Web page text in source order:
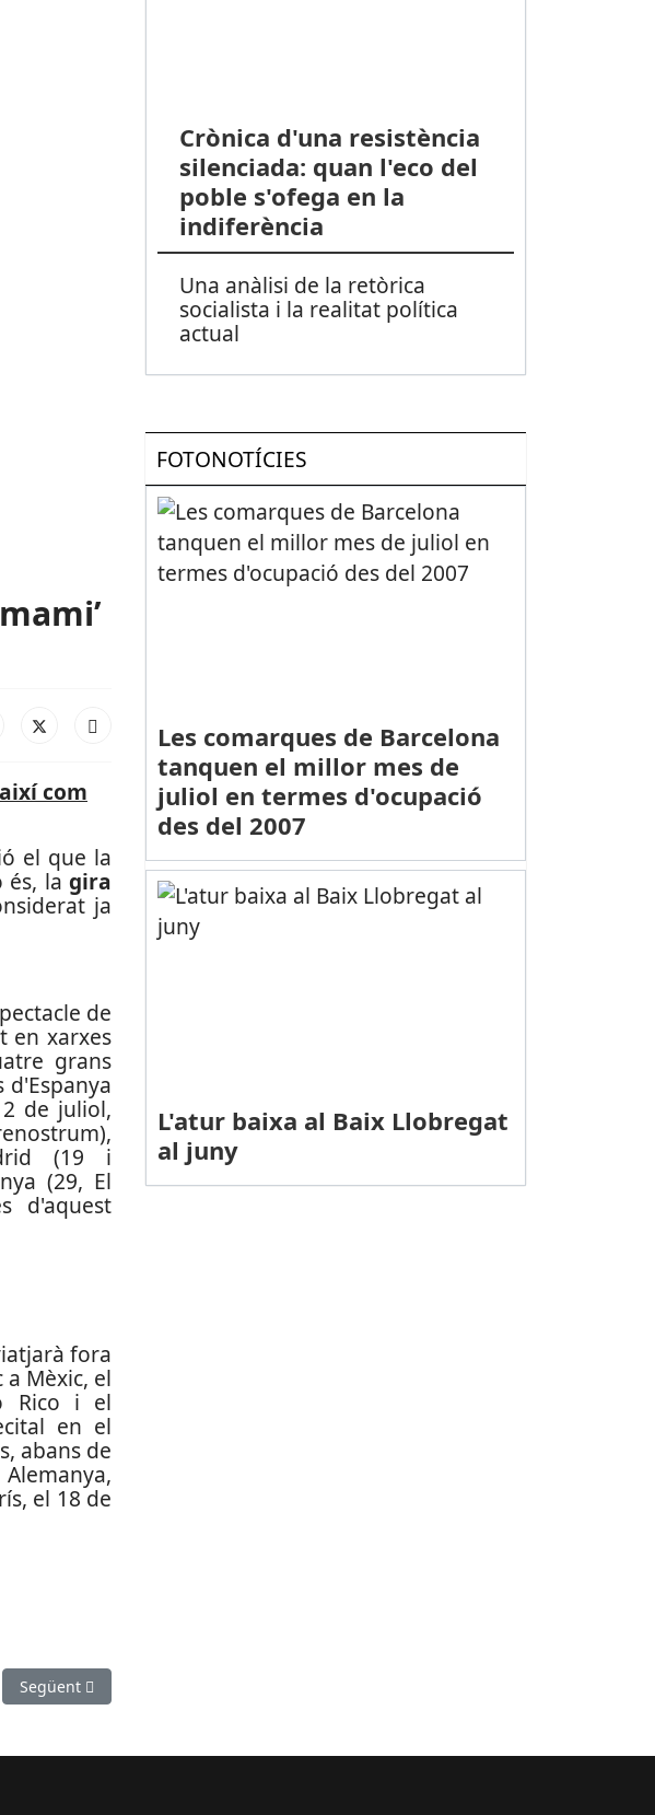
com
el que la
és, la gira
ja
de
en xarxes
grans
de juliol,
(19 i
(29, El
d'aquest
fora
Mèxic, el
Rico i el
en el
abans de
el 18 de
Article següent: Se celebren els cent anys del naixement del pintor Jaume Muxart
Següent
Crònica d'una resistència
silenciada: quan l'eco del
poble s'ofega en la
indiferència
Una anàlisi de la retòrica
socialista i la realitat política
actual
FOTONOTÍCIES
Les comarques de Barcelona
tanquen el millor mes de
juliol en termes d'ocupació
des del 2007
L'atur baixa al Baix Llobregat
al juny